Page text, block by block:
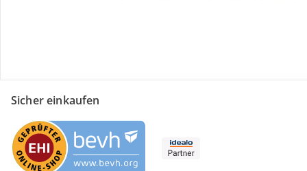
Sicher einkaufen